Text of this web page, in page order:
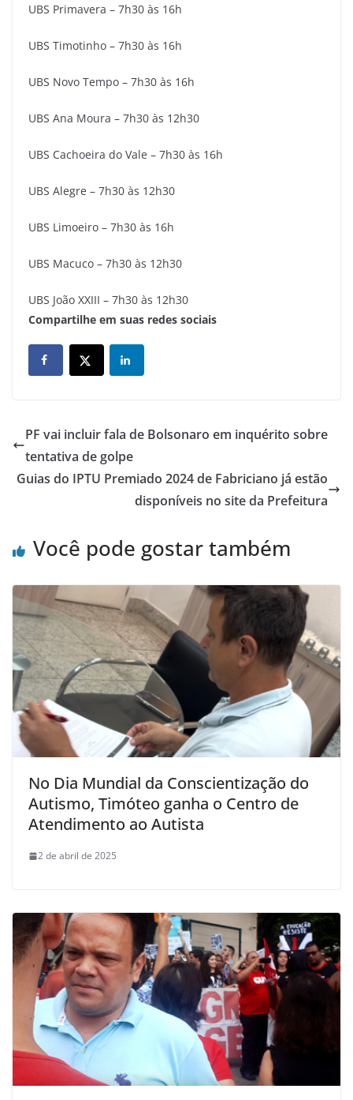
UBS Primavera – 7h30 às 16h
UBS Timotinho – 7h30 às 16h
UBS Novo Tempo – 7h30 às 16h
UBS Ana Moura – 7h30 às 12h30
UBS Cachoeira do Vale – 7h30 às 16h
UBS Alegre – 7h30 às 12h30
UBS Limoeiro – 7h30 às 16h
UBS Macuco – 7h30 às 12h30
UBS João XXIII – 7h30 às 12h30
Compartilhe em suas redes sociais
PF vai incluir fala de Bolsonaro em inquérito sobre
tentativa de golpe
Guias do IPTU Premiado 2024 de Fabriciano já estão
disponíveis no site da Prefeitura
Você pode gostar também
No Dia Mundial da Conscientização do
Autismo, Timóteo ganha o Centro de
Atendimento ao Autista
2 de abril de 2025